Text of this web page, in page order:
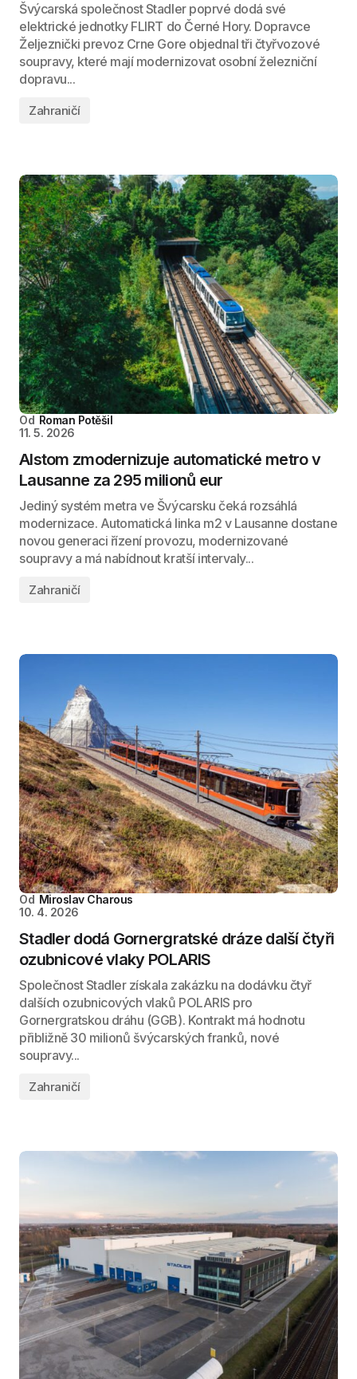
Švýcarská společnost Stadler poprvé dodá své
elektrické jednotky FLIRT do Černé Hory. Dopravce
Željeznički prevoz Crne Gore objednal tři čtyřvozové
soupravy, které mají modernizovat osobní železniční
dopravu...
Zahraničí
Od Roman Potěšil
11. 5. 2026
Alstom zmodernizuje automatické metro v
Lausanne za 295 milionů eur
Jediný systém metra ve Švýcarsku čeká rozsáhlá
modernizace. Automatická linka m2 v Lausanne dostane
novou generaci řízení provozu, modernizované
soupravy a má nabídnout kratší intervaly...
Zahraničí
Od Miroslav Charous
10. 4. 2026
Stadler dodá Gornergratské dráze další čtyři
ozubnicové vlaky POLARIS
Společnost Stadler získala zakázku na dodávku čtyř
dalších ozubnicových vlaků POLARIS pro
Gornergratskou dráhu (GGB). Kontrakt má hodnotu
přibližně 30 milionů švýcarských franků, nové
soupravy...
Zahraničí